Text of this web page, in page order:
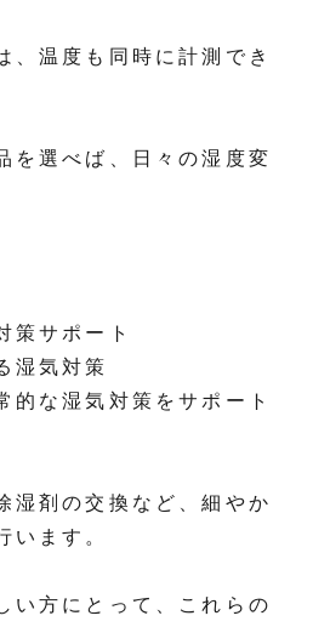
、温度も同時に計測でき
を選べば、日々の湿度変
策サポート
湿気対策
的な湿気対策をサポート
湿剤の交換など、細やか
います。
い方にとって、これらの